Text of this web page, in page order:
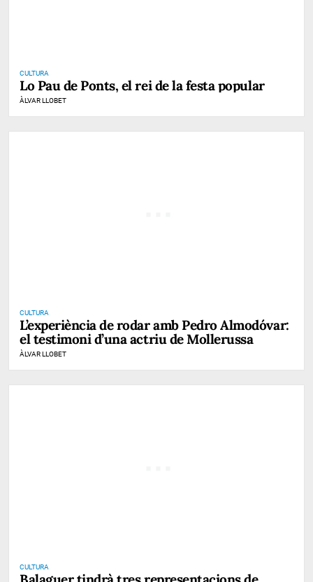
CULTURA
Lo Pau de Ponts, el rei de la festa popular
ÀLVAR LLOBET
CULTURA
L’experiència de rodar amb Pedro Almodóvar:
el testimoni d’una actriu de Mollerussa
ÀLVAR LLOBET
CULTURA